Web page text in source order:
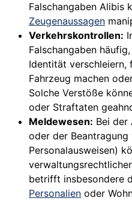
Falschangaben Alibis
Zeugenaussagen
Verkehrskontrollen:
Falschangaben
Identität verschleiern,
Fahrzeug machen
Solche Verstöße
oder Straftaten
Meldewesen: Bei der
oder der
Personalausweisen)
betrifft insbesondere
Personalien oder